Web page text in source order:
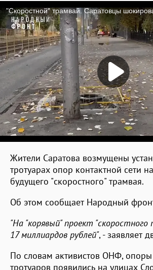
Жители Саратова возмущены
тротуарах опор контактной сети
будущего "скоростного" трамвая.
Об этом сообщает Народный
"На "корявый" проект
17 миллиардов рублей", - заявляет
По словам активистов ОНФ,
тротуаров появились на улицах